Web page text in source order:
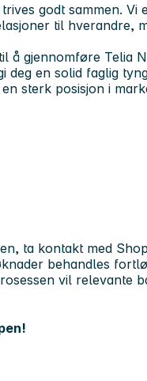
godt sammen. Vi
til hverandre,
å gjennomføre Telia
en solid faglig
sterk posisjon i
ta kontakt med
behandles
vil relevante